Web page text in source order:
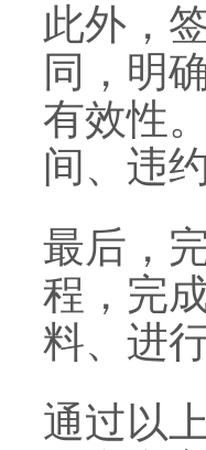
此外，
同，明
有效性
间、违
最后，
程，完
料、进
通过以